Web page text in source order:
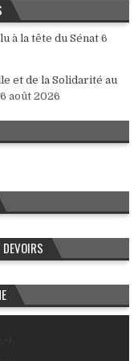
à la tête du Sénat 6
et de la Solidarité au
6 août 2026